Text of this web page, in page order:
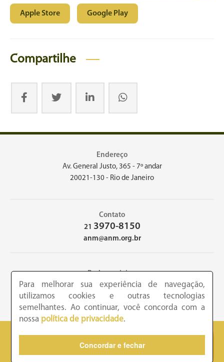
Apple Store Google Play
Compartilhe
Endereço
Av. General Justo, 365 - 7º andar
20021-130 - Rio de Janeiro
Contato
21 3970-8150
anm@anm.org.br
Redes sociais
2026 - Academia Nacional de Medicina - Copyright © todos os
direitos reservados
Para melhorar sua experiência de navegação,
utilizamos cookies e outras tecnologias
semelhantes. Ao continuar, você concorda com a
nossa política de privacidade.
Concordar e fechar